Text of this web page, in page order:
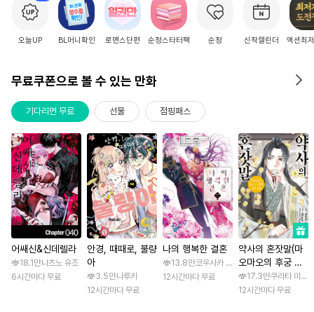
오늘UP BL머니확인 로맨스단편 순정스타터팩 순정 신작캘린더 액션최
무료쿠폰으로 볼 수 있는 만화
기다리면 무료 선물 점핑패스
어쌔신&신데렐라
18.1만나츠노 유조
6시간마다 무료
안경, 때때로, 불량
아
3.5만나루키
12시간마다 무료
나의 행복한 결혼
13.8만코우사카 리토 / 아기토기 아쿠미
12시간마다 무료
약사의 혼잣말(마
오마오의 후궁 수
수께끼 풀이수첩)
17.3만쿠라타 미노
12시간마다 무료